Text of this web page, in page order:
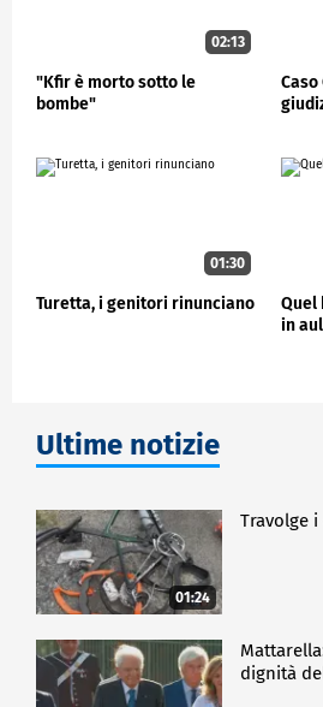
02:13
"Kfir è morto sotto le
bombe"
01:30
Turetta, i genitori rinunciano
Quel
in
Ultime notizie
01:24
Travolge
dignità